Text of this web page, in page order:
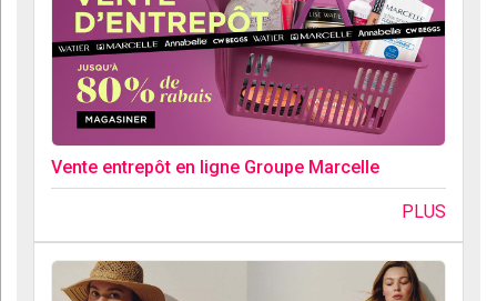
Vente entrepôt en ligne Groupe Marcelle
PLUS